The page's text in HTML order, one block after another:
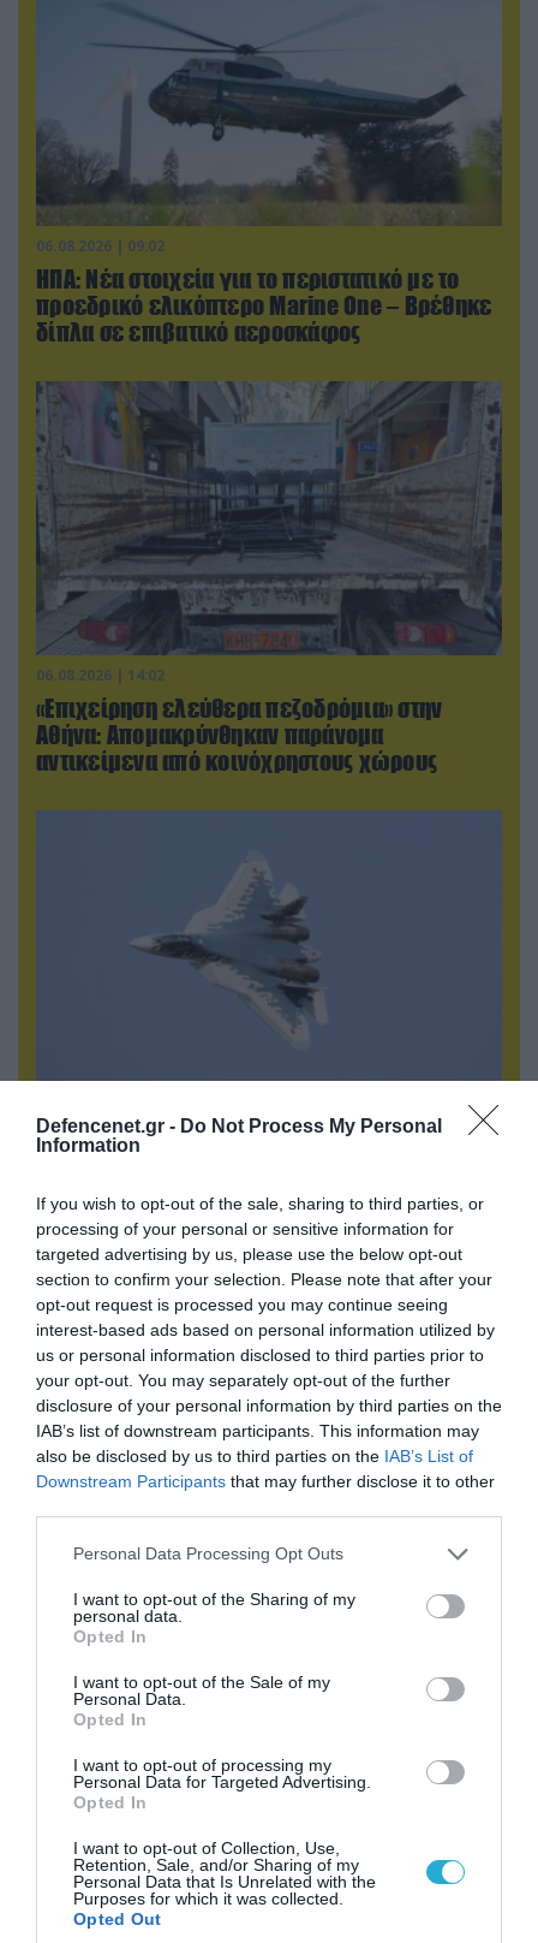
Defencenet.gr - Do Not Process My Personal
Information
If you wish to opt-out of the sale, sharing to third parties, or
processing of your personal or sensitive information for
targeted advertising by us, please use the below opt-out
section to confirm your selection. Please note that after your
opt-out request is processed you may continue seeing
interest-based ads based on personal information utilized by
us or personal information disclosed to third parties prior to
your opt-out. You may separately opt-out of the further
disclosure of your personal information by third parties on the
IAB’s list of downstream participants. This information may
also be disclosed by us to third parties on the IAB’s List of
Downstream Participants that may further disclose it to other
Please note that this website/app uses one or more Google
not limited to your visit or usage behaviour. You may click to
grant or deny consent to Google and its third-party tags to
use your data for below specified purposes in below Google
consent section.
Personal Data Processing Opt Outs
I want to opt-out of the Sharing of my
personal data.
Opted In
I want to opt-out of the Sale of my
Personal Data.
Opted In
I want to opt-out of processing my
Personal Data for Targeted Advertising.
Opted In
I want to opt-out of Collection, Use,
Retention, Sale, and/or Sharing of my
Personal Data that Is Unrelated with the
Purposes for which it was collected.
Opted Out
06.08.2026 | 09:02
ΗΠΑ: Nέα στοιχεία για το περιστατικό με το
προεδρικό ελικόπτερο Marine One – Βρέθηκε
δίπλα σε επιβατικό αεροσκάφος
06.08.2026 | 14:02
«Επιχείρηση ελεύθερα πεζοδρόμια» στην
Αθήνα: Απομακρύνθηκαν παράνομα
αντικείμενα από κοινόχρηστους χώρους
Ανησυχία στην Δύση: H Ρωσία εξοπλίζει τα Su-
στόχο μέσα από παρεμβολές!
ΠΟΛΙΤΙΚΗ
06.08.2026 | 14:02
«Επιχείρηση ελεύθερα πεζοδρόμια» στην
Αθήνα: Απομακρύνθηκαν παράνομα
αντικείμενα από κοινόχρηστους χώρους